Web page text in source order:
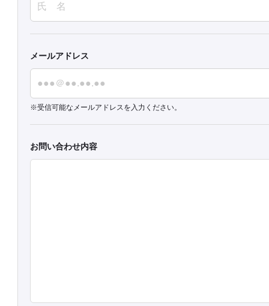
メールアドレス
受信可能なメールアドレスを入力ください。
お問い合わせ内容